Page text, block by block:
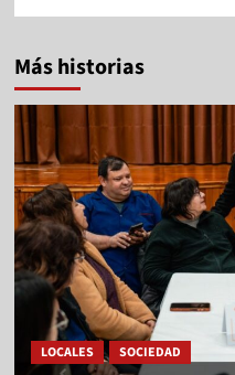
Más historias
LOCALES SOCIEDAD